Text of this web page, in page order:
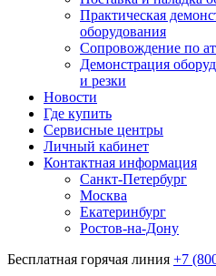
Практическая
оборудования
Сопровождение по
Демонстрация
и резки
Новости
Где купить
Сервисные центры
Личный кабинет
Контактная информация
Санкт-Петербург
Москва
Екатеринбург
Ростов-на-Дону
Бесплатная горячая линия +7